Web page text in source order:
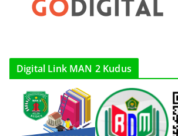
Digital Link MAN 2 Kudus